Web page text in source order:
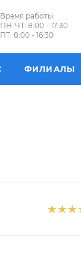
Время работы:
ПН-ЧТ: 8:00 - 17:30
ПТ: 8:00 - 16:30
ФИЛИАЛЫ